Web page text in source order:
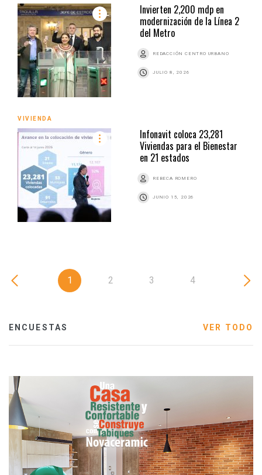
Invierten 2,200 mdp en
modernización de la Línea 2
del Metro
REDACCIÓN CENTRO URBANO
JULIO 8, 2026
VIVIENDA
Infonavit coloca 23,281
Viviendas para el Bienestar
en 21 estados
REBECA ROMERO
JUNIO 15, 2026
1 2 3 4
ENCUESTAS VER TODO